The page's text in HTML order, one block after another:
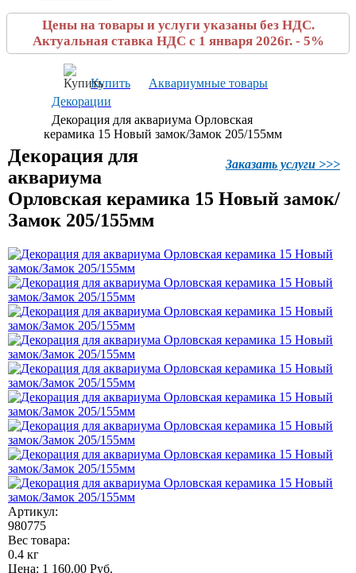
Цены на товары и услуги указаны без НДС.
Актуальная ставка НДС с 1 января 2026г. - 5%
Купить
Аквариумные товары
Декорации
Декорация для аквариума Орловская
керамика 15 Новый замок/Замок 205/155мм
Заказать услуги >>>
Декорация для
аквариума
Орловская керамика 15 Новый замок/
Замок 205/155мм
Артикул:
980775
Вес товара:
0.4 кг
Цена: 1 160.00 Руб.